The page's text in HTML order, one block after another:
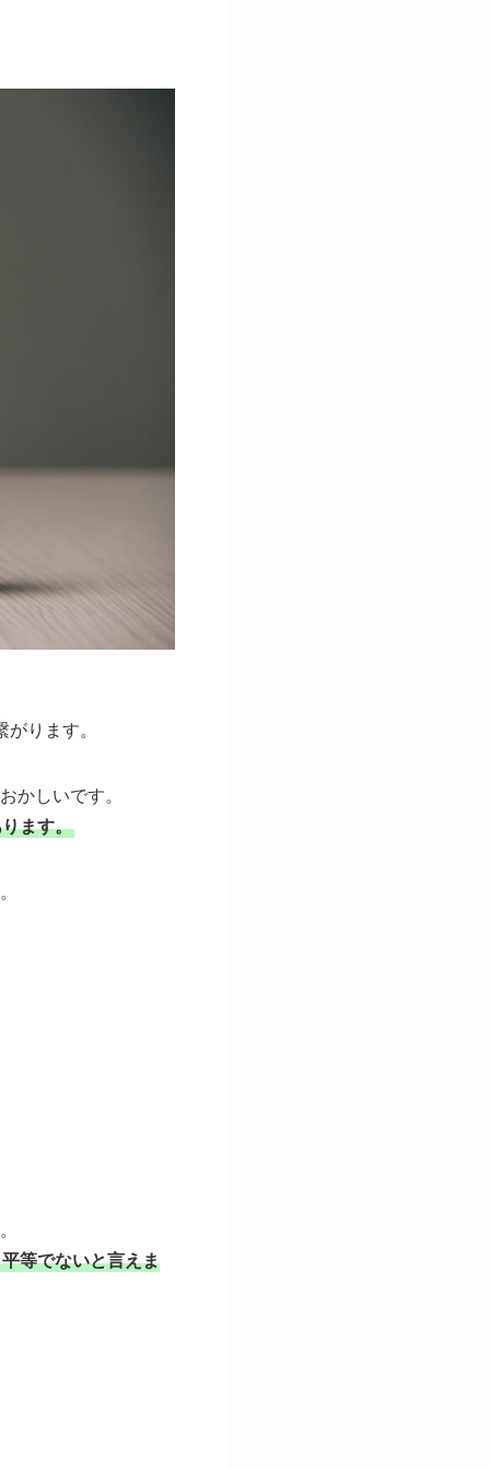
ります。
かしいです。
ます。
等でないと言えま